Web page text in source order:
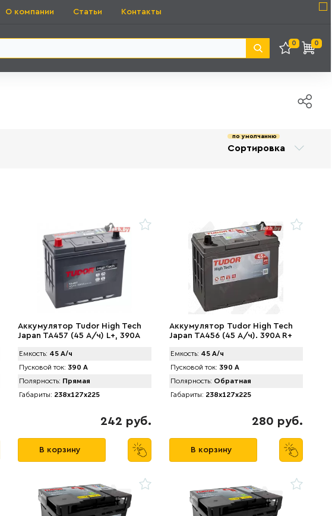
О компании Статьи Контакты
0 0
Сортировка
по умолчанию
Аккумулятор Tudor High Tech
Japan TA457 (45 А/ч) L+, 390A
Емкость: 45 А/ч
Пусковой ток: 390 А
Полярность: Прямая
Габариты: 238x127x225
242 руб.
В корзину
Аккумулятор Tudor High Tech
Japan TA456 (45 А/ч). 390A R+
Емкость: 45 А/ч
Пусковой ток: 390 А
Полярность: Обратная
Габариты: 238x127x225
280 руб.
В корзину